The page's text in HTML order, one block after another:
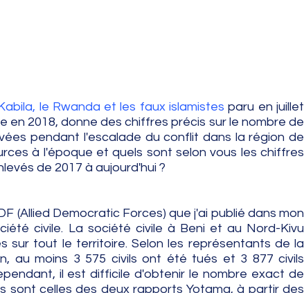
le Rwanda et les faux islamistes paru en juillet
en 2018, donne des chiffres précis sur le nombre de
pendant l'escalade du conflit dans la région de
à l'époque et quels sont selon vous les chiffres
de 2017 à aujourd'hui ?
(Allied Democratic Forces) que j'ai publié dans mon
civile. La société civile à Beni et au Nord-Kivu
sur tout le territoire. Selon les représentants de la
au moins 3 575 civils ont été tués et 3 877 civils
il est difficile d'obtenir le nombre exact de
sont celles des deux rapports Yotama, à partir des